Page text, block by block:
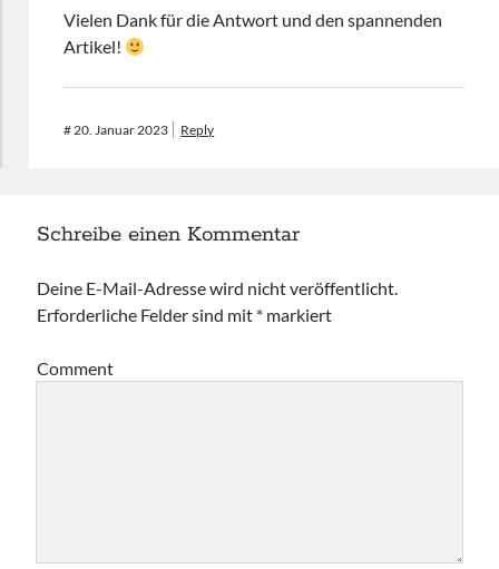
Vielen Dank für die Antwort und den spannenden
Artikel!
#20. Januar 2023 Reply
Schreibe einen Kommentar
Deine E-Mail-Adresse wird nicht veröffentlicht.
Erforderliche Felder sind mit * markiert
Comment